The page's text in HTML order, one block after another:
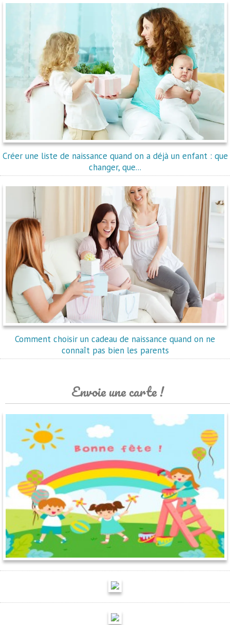
Créer une liste de naissance quand on a déjà un enfant : que
changer, que...
Comment choisir un cadeau de naissance quand on ne
connaît pas bien les parents
Envoie une carte !